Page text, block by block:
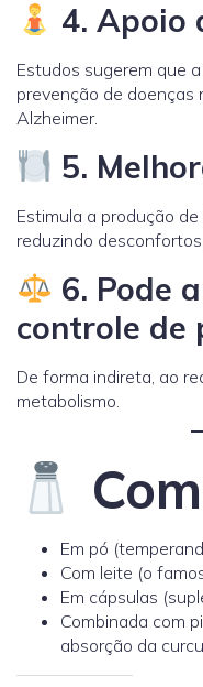
4. Apoio
Estudos sugerem que
prevenção de doenças
Alzheimer.
5.
Estimula a produção
reduzindo
6. Pode
controle de
De forma indireta, ao
metabolismo.
Em pó
Com leite (o
Em cápsulas
Combinada com
absorção da